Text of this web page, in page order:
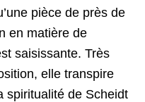
pièce de près de
en matière de
saisissante. Très
elle transpire
spiritualité de Scheidt